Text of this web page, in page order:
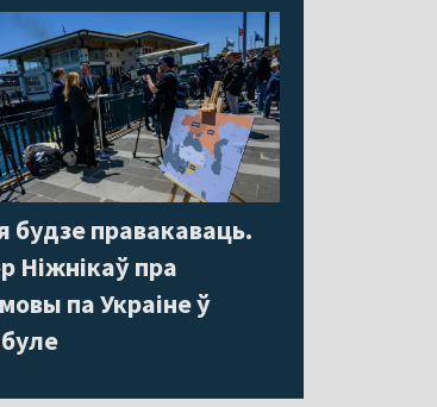
будзе правакаваць.
Ніжнікаў пра
па Украіне ў